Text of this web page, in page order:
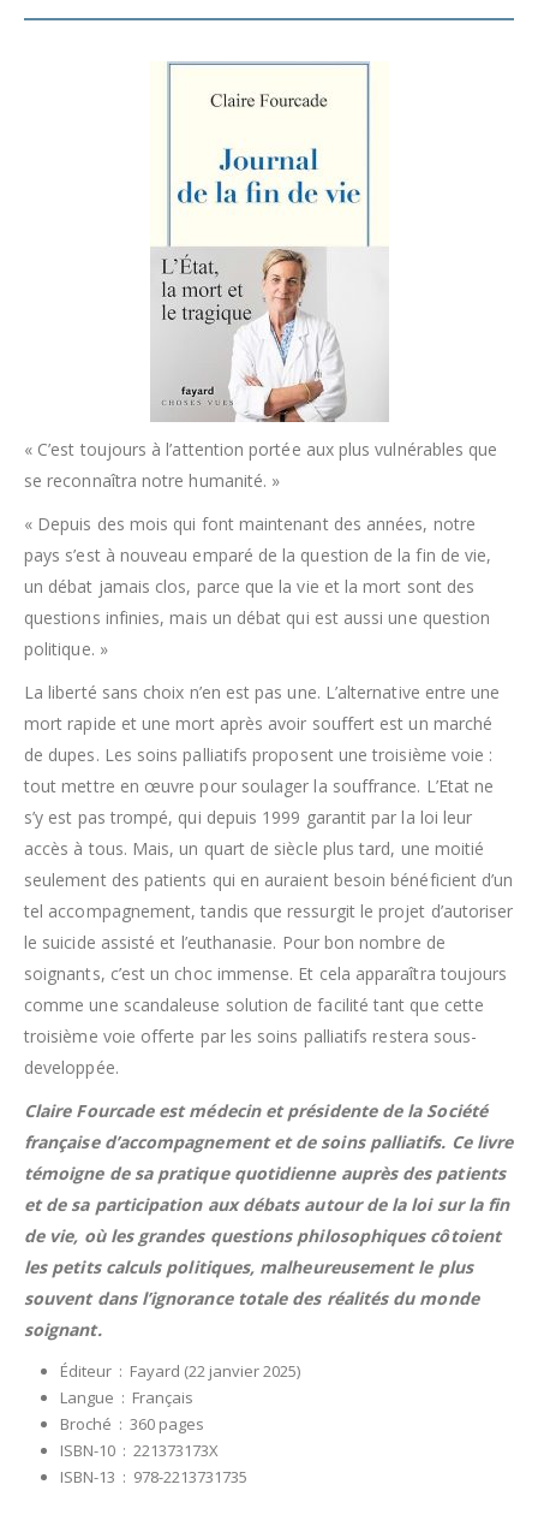
« C’est toujours à l’attention portée aux plus vulnérables que
se reconnaîtra notre humanité. »
« Depuis des mois qui font maintenant des années, notre
pays s’est à nouveau emparé de la question de la fin de vie,
un débat jamais clos, parce que la vie et la mort sont des
questions infinies, mais un débat qui est aussi une question
politique. »
La liberté sans choix n’en est pas une. L’alternative entre une
mort rapide et une mort après avoir souffert est un marché
de dupes. Les soins palliatifs proposent une troisième voie :
tout mettre en œuvre pour soulager la souffrance. L’Etat ne
s’y est pas trompé, qui depuis 1999 garantit par la loi leur
accès à tous. Mais, un quart de siècle plus tard, une moitié
seulement des patients qui en auraient besoin bénéficient d’un
tel accompagnement, tandis que ressurgit le projet d’autoriser
le suicide assisté et l’euthanasie. Pour bon nombre de
soignants, c’est un choc immense. Et cela apparaîtra toujours
comme une scandaleuse solution de facilité tant que cette
troisième voie offerte par les soins palliatifs restera sous-
developpée.
Claire Fourcade est médecin et présidente de la Société
française d’accompagnement et de soins palliatifs. Ce livre
témoigne de sa pratique quotidienne auprès des patients
et de sa participation aux débats autour de la loi sur la fin
de vie, où les grandes questions philosophiques côtoient
les petits calculs politiques, malheureusement le plus
souvent dans l’ignorance totale des réalités du monde
soignant.
Éditeur ‏ : ‎ Fayard (22 janvier 2025)
Langue ‏ : ‎ Français
Broché ‏ : ‎ 360 pages
ISBN-10 ‏ : ‎ 221373173X
ISBN-13 ‏ : ‎ 978-2213731735